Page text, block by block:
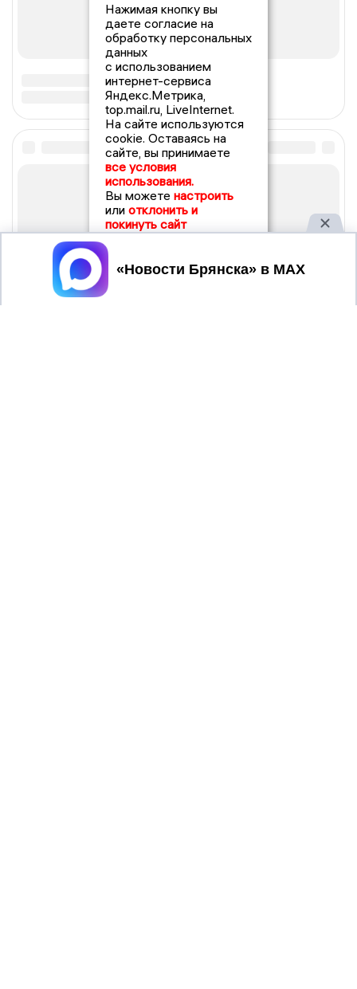
Нажимая кнопку вы
даете согласие на
обработку персональных
данных
с использованием
интернет-сервиса
Яндекс.Метрика,
top.mail.ru, LiveInternet.
На сайте используются
cookie. Оставаясь на
сайте, вы принимаете
все условия
использования.
Вы можете настроить
или отклонить и
покинуть сайт
Принять